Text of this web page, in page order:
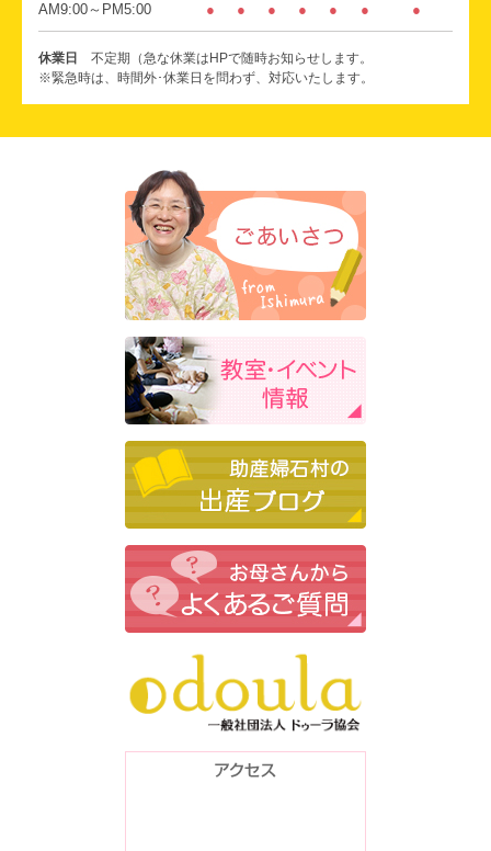
AM9:00～PM5:00 ● ● ● ● ● ● ●
休業日
不定期（急な休業はHPで随時お知らせします。
※緊急時は、時間外･休業日を問わず、対応いたします。